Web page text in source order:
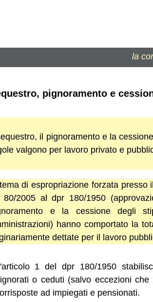
la
pignoramento e
il pignoramento e la
valgono per lavoro privato e
di espropriazione forzata
80/2005 al dpr 180/1950
e la cessione degli
hanno comportato la
dettate per il lavoro
1 del dpr 180/1950
o ceduti (salvo eccezioni
ad impiegati e pensionati.